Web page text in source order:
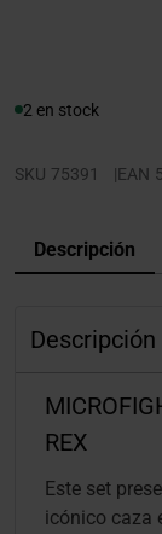
2 en stock
SKU 75391 |EAN
Descripción
Descripción
REX
Este set
icónico caza